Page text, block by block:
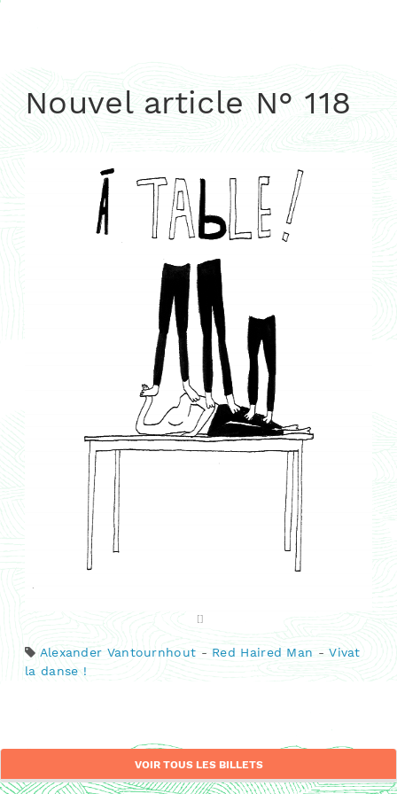
Nouvel article N° 118
Alexander Vantournhout - Red Haired Man -Vivat
la danse !
VOIR TOUS LES BILLETS